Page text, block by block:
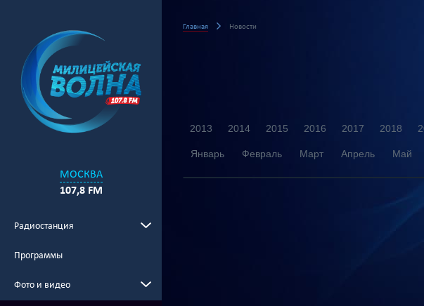
МОСКВА
107,8 FM
Радиостанция
Программы
Фото и видео
Главная Новости
2013 2014 2015 2016 2017 2018
Январь Февраль Март Апрель Май